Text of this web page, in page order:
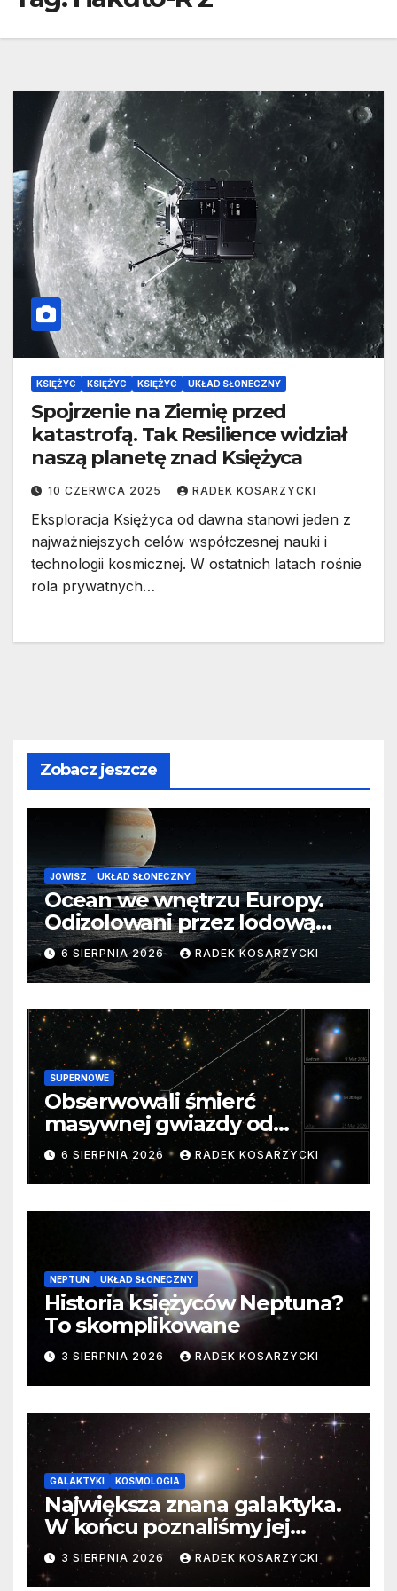
KSIĘŻYC KSIĘŻYC KSIĘŻYC UKŁAD SŁONECZNY
Spojrzenie na Ziemię przed
katastrofą. Tak Resilience widział
naszą planetę znad Księżyca
10 CZERWCA 2025 RADEK KOSARZYCKI
Eksploracja Księżyca od dawna stanowi jeden z
najważniejszych celów współczesnej nauki i
technologii kosmicznej. W ostatnich latach rośnie
rola prywatnych…
Zobacz jeszcze
JOWISZ UKŁAD SŁONECZNY
Ocean we wnętrzu Europy.
Odizolowani przez lodową
barierę
6 SIERPNIA 2026 RADEK KOSARZYCKI
SUPERNOWE
Obserwowali śmierć
masywnej gwiazdy od
samego początku. Niezwykle
cenne dane
6 SIERPNIA 2026 RADEK KOSARZYCKI
NEPTUN UKŁAD SŁONECZNY
Historia księżyców Neptuna?
To skomplikowane
3 SIERPNIA 2026 RADEK KOSARZYCKI
GALAKTYKI KOSMOLOGIA
Największa znana galaktyka.
W końcu poznaliśmy jej
faktyczne wymiary
3 SIERPNIA 2026 RADEK KOSARZYCKI